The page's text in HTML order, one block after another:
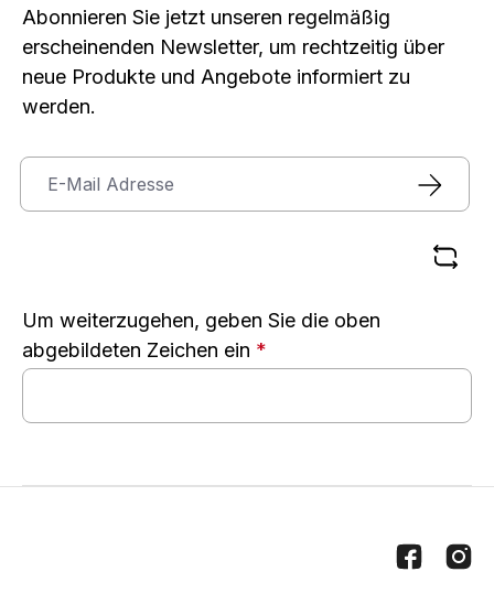
Abonnieren Sie jetzt unseren regelmäßig
erscheinenden Newsletter, um rechtzeitig über
neue Produkte und Angebote informiert zu
werden.
Um weiterzugehen, geben Sie die oben
abgebildeten Zeichen ein *